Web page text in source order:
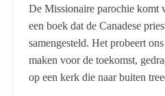
De Missionaire parochie komt
een boek dat de Canadese
samengesteld. Het probeert
maken voor de toekomst,
op een kerk die naar buiten